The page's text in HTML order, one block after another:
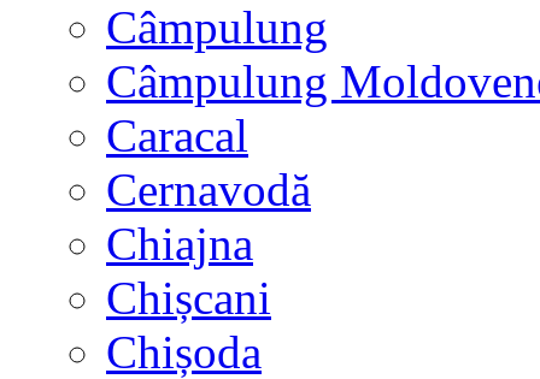
Câmpulung
Câmpulung
Caracal
Cernavodă
Chiajna
Chișcani
Chișoda